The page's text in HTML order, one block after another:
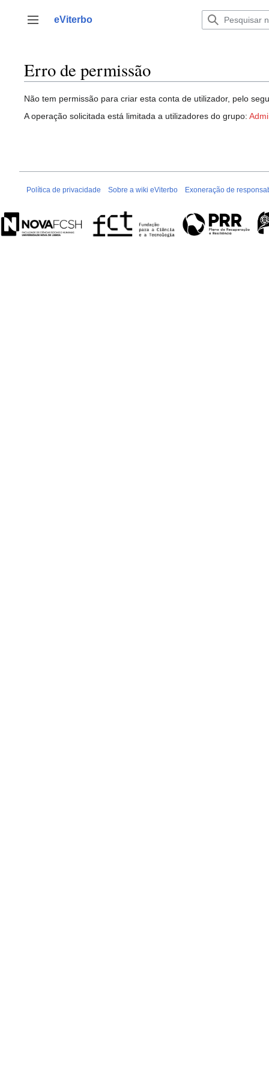
para
Alternar barra lateral
eViterbo
Erro de permissão
Não tem permissão para criar esta conta de utilizador, pelo
A operação solicitada está limitada a utilizadores do grupo:
Política de privacidade Sobre a wiki eViterbo Exoneração de